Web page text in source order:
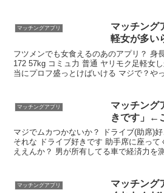
マッチングアプリ
マッチング
軽女が多い
フツメンでも女食えるのあのアプリ？ 身
172 57kg コミュ力 普通 ヤリモク足軽女
当にプロフ盛っとけばいける マジで？や
マッチングアプリ
マッチング
きです」←
マジでムカつかないか？ ドライブ(助席)
それな ドライブ好きです 助手席に座って
ええんか？ 男が所有してる車で経済力を
マッチングアプリ
マッチング